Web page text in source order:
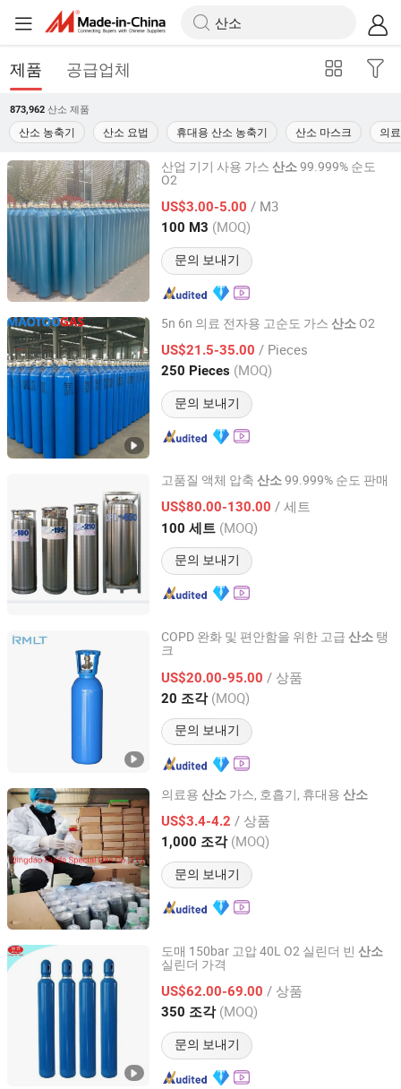
제품 공급업체
873,962 산소 제품
산소 농축기 산소 요법 휴대용 산소 농축기 산소 마스크 의
산업 기기 사용 가스 산소99.999% 순도
O2
US$3.00-5.00 / M3
100 M3 (MOQ)
문의 보내기
Hubei Mingwanxing Technology Co., Ltd.
Hubei, China 이후 2026
5n 6n 의료 전자용 고순도 가스 산소 O2
US$21.5-35.00 / Pieces
250 Pieces (MOQ)
문의 보내기
Maotoogas Equipments (Shanghai) Co., Ltd.
Shanghai, China 이후 2024
고품질 액체 압축 산소99.999% 순도 판매
US$80.00-130.00 / 세트
100 세트 (MOQ)
문의 보내기
Hubei Mingwanxing Technology Co., Ltd.
Hubei, China 이후 2026
COPD 완화 및 편안함을 위한 고급 산소 탱
크
US$20.00-95.00 / 상품
20 조각 (MOQ)
문의 보내기
Qingdao Ruiming Blue Sky Energy Co., Ltd.
Shandong, China 이후 2017
의료용 산소 가스, 호흡기, 휴대용 산소
US$3.4-4.2 / 상품
1,000 조각 (MOQ)
문의 보내기
Qingdao Guida Special Gas Co., Ltd.
Shandong, China 이후 2019
도매 150bar 고압 40L O2 실린더 빈 산소
실린더 가격
US$62.00-69.00 / 상품
350 조각 (MOQ)
문의 보내기
Anqiu Heng`an Gas Manufacture Factory
Shandong, China 이후 2023